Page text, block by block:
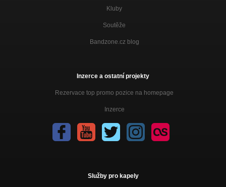
Kluby
Soutěže
Bandzone.cz blog
Inzerce a ostatní projekty
Rezervace top promo pozice na homepage
Inzerce
Služby pro kapely